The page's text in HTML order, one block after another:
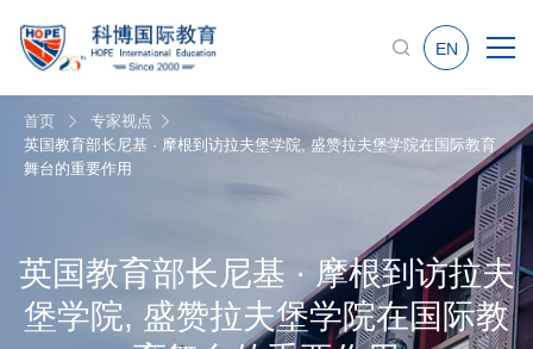
EN
首页
专家视点
英国教育部长尼基 · 摩根到访拉夫堡学院, 盛赞拉夫堡学院在国际教育
舞台的重要作用
英国教育部长尼基 · 摩根到访拉夫
堡学院, 盛赞拉夫堡学院在国际教